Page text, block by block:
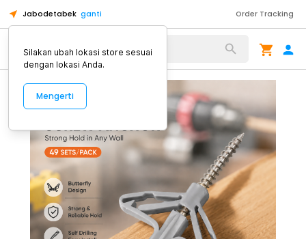
Jabodetabek ganti Order Tracking
Alat Kopi
Silakan ubah lokasi store sesuai
dengan lokasi Anda.
Mengerti